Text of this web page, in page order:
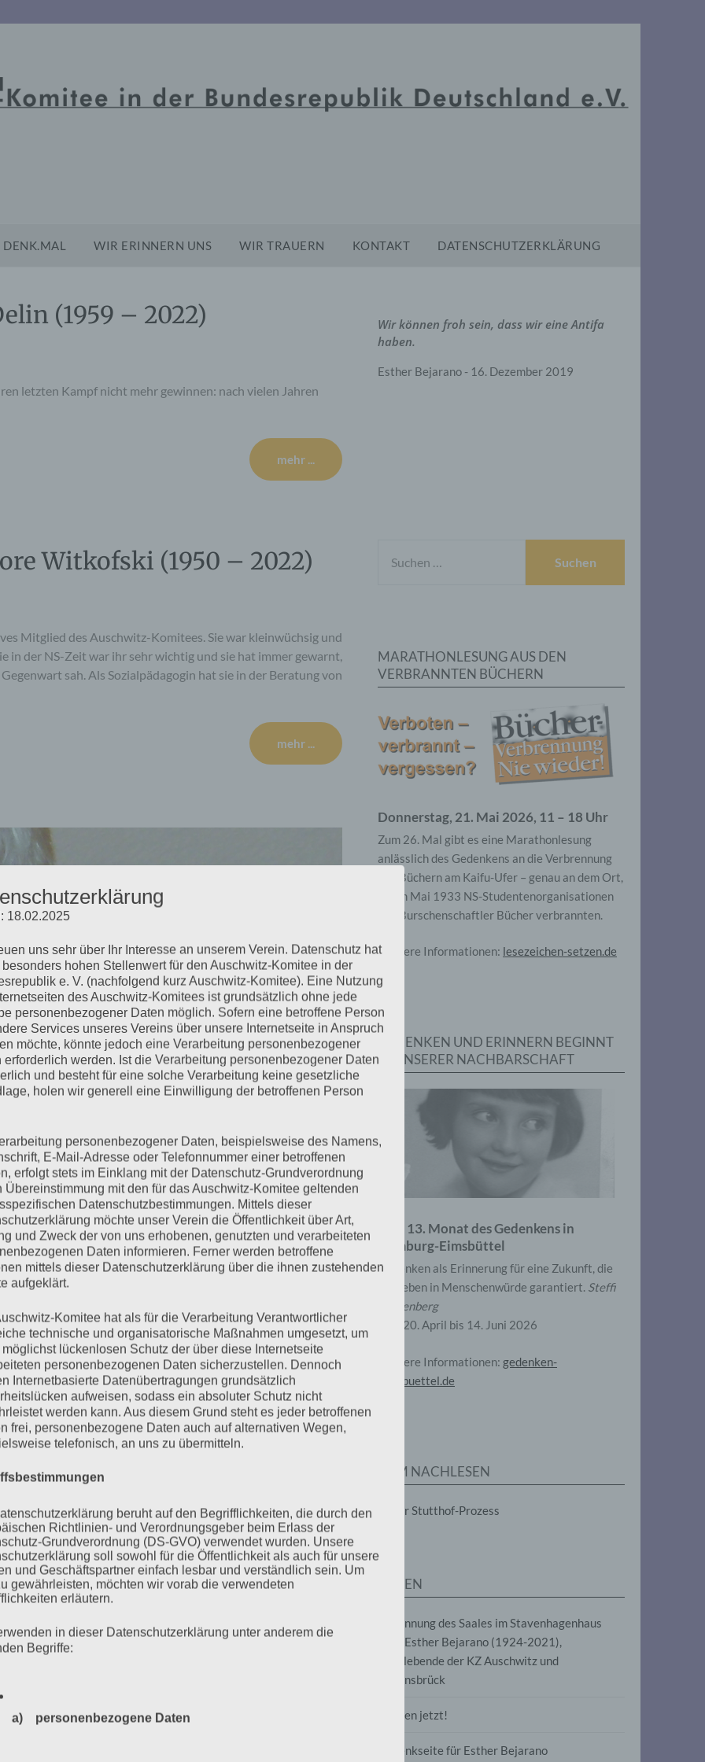
DENK.MAL WIR ERINNERN UNS WIR TRAUERN KONTAKT DATENSCHUTZERKLÄRUNG
(1959 – 2022)
letzten Kampf nicht mehr gewinnen: nach vielen Jahren
mehr ...
Witkofski (1950 – 2022)
Mitglied des Auschwitz-Komitees. Sie war kleinwüchsig und
in der NS-Zeit war ihr sehr wichtig und sie hat immer gewarnt,
sah. Als Sozialpädagogin hat sie in der Beratung von
mehr ...
mit einem Fest auf
einem Konzert
und Ravensbrück, wurde am 3. Mai 1945 in Lübz
die ganze Geschichte erzählen und am 3. Mai 2022 sowie
mehr ...
DEM RATHAUSMARKT,
Hannoverscher Bahnhof – Ab 16 Uhr: Fest der Befreiung
8. Mai 2022
Wir können froh sein, dass wir eine Antifa
haben.
Esther Bejarano - 16. Dezember 2019
NACH:
MARATHONLESUNG AUS DEN
VERBRANNTEN BÜCHERN
Donnerstag, 21. Mai 2026, 11 – 18 Uhr
Zum 26. Mal gibt es eine Marathonlesung
anlässlich des Gedenkens an die Verbrennung
von Büchern am Kaifu-Ufer – genau an dem Ort,
wo im Mai 1933 NS-Studentenorganisationen
und Burschenschaftler Bücher verbrannten.
Weitere Informationen: lesezeichen-setzen.de
GEDENKEN UND ERINNERN BEGINNT
IN UNSERER NACHBARSCHAFT
Zum 13. Monat des Gedenkens in
Hamburg-Eimsbüttel
Gedenken als Erinnerung für eine Zukunft, die
ein Leben in Menschenwürde garantiert. Steffi
Wittenberg
Vom 20. April bis 14. Juni 2026
Weitere Informationen: gedenken-
eimsbuettel.de
ZUM NACHLESEN
Der Stutthof-Prozess
SEITEN
Benennung des Saales im Stavenhagenhaus
nach Esther Bejarano (1924-2021),
Überlebende der KZ Auschwitz und
Ravensbrück
Frieden jetzt!
Gedenkseite für Esther Bejarano
18.02.2025
uns sehr über Ihr Interesse an unserem Verein. Datenschutz hat
hohen Stellenwert für den Auschwitz-Komitee in der
e. V. (nachfolgend kurz Auschwitz-Komitee). Eine Nutzung
des Auschwitz-Komitees ist grundsätzlich ohne jede
personenbezogener Daten möglich. Sofern eine betroffene Person
Services unseres Vereins über unsere Internetseite in Anspruch
möchte, könnte jedoch eine Verarbeitung personenbezogener
erforderlich werden. Ist die Verarbeitung personenbezogener Daten
und besteht für eine solche Verarbeitung keine gesetzliche
holen wir generell eine Einwilligung der betroffenen Person
personenbezogener Daten, beispielsweise des Namens,
E-Mail-Adresse oder Telefonnummer einer betroffenen
erfolgt stets im Einklang mit der Datenschutz-Grundverordnung
Übereinstimmung mit den für das Auschwitz-Komitee geltenden
Datenschutzbestimmungen. Mittels dieser
möchte unser Verein die Öffentlichkeit über Art,
und Zweck der von uns erhobenen, genutzten und verarbeiteten
Daten informieren. Ferner werden betroffene
mittels dieser Datenschutzerklärung über die ihnen zustehenden
aufgeklärt.
Komitee hat als für die Verarbeitung Verantwortlicher
technische und organisatorische Maßnahmen umgesetzt, um
lückenlosen Schutz der über diese Internetseite
personenbezogenen Daten sicherzustellen. Dennoch
Internetbasierte Datenübertragungen grundsätzlich
aufweisen, sodass ein absoluter Schutz nicht
werden kann. Aus diesem Grund steht es jeder betroffenen
frei, personenbezogene Daten auch auf alternativen Wegen,
telefonisch, an uns zu übermitteln.
beruht auf den Begrifflichkeiten, die durch den
Richtlinien- und Verordnungsgeber beim Erlass der
Grundverordnung (DS-GVO) verwendet wurden. Unsere
soll sowohl für die Öffentlichkeit als auch für unsere
und Geschäftspartner einfach lesbar und verständlich sein. Um
gewährleisten, möchten wir vorab die verwendeten
erläutern.
in dieser Datenschutzerklärung unter anderem die
Begriffe:
a) personenbezogene Daten